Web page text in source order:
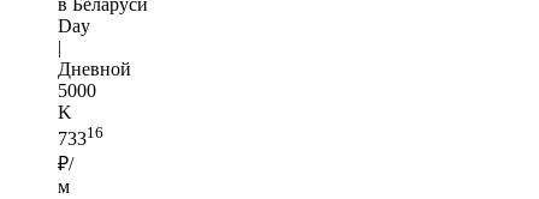
Day
|
Дневной
5000
K
73316
₽/
м